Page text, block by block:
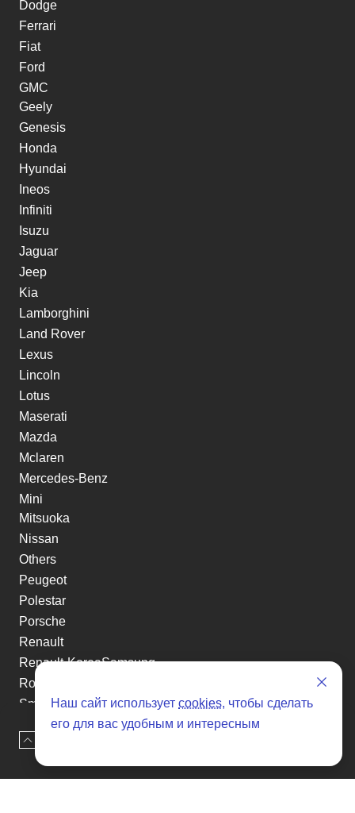
Dodge
Ferrari
Fiat
Ford
GMC
Geely
Genesis
Honda
Hyundai
Ineos
Infiniti
Isuzu
Jaguar
Jeep
Kia
Lamborghini
Land Rover
Lexus
Lincoln
Lotus
Maserati
Mazda
Mclaren
Mercedes-Benz
Mini
Mitsuoka
Nissan
Others
Peugeot
Polestar
Porsche
Renault
Renault-KoreaSamsung
Rolls-Royce
Smart
Ssangyong
Subaru
Suzuki
Наш сайт использует cookies, чтобы сделать
его для вас удобным и интересным